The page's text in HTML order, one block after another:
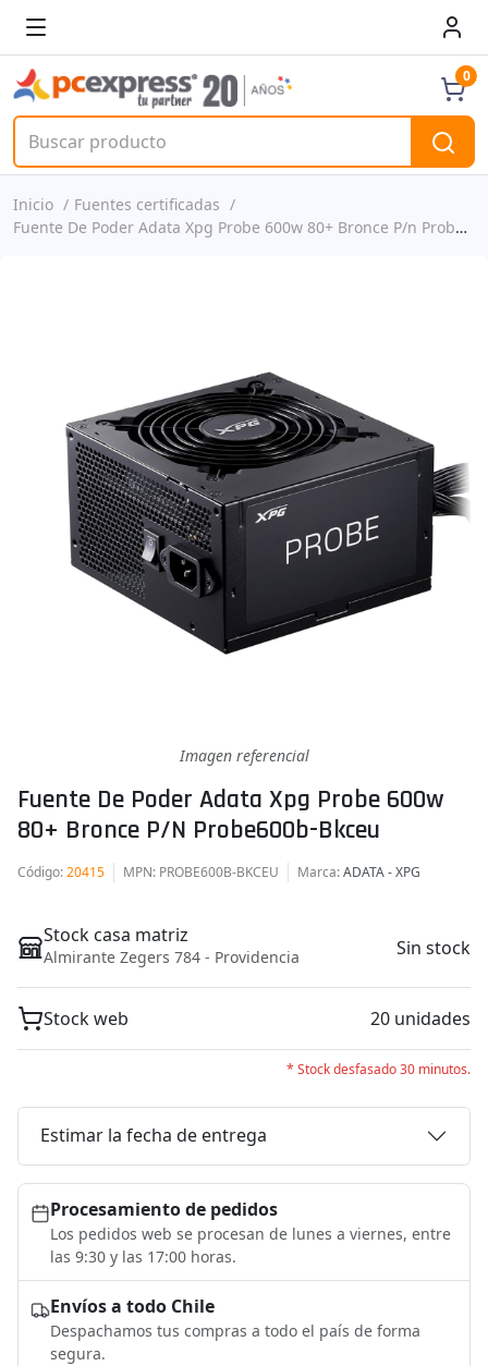
0
Inicio
Fuentes certificadas
Fuente De Poder Adata Xpg Probe 600w 80+ Bronce P/n Probe600b-bkceu
Imagen referencial
Fuente De Poder Adata Xpg Probe 600w
80+ Bronce P/n Probe600b-Bkceu
Código:20415 MPN: PROBE600B-BKCEU Marca:ADATA - XPG
Stock casa matriz
Almirante Zegers 784 - Providencia Sin stock
Stock web 20 unidades
* Stock desfasado 30 minutos.
Estimar la fecha de entrega
Procesamiento de pedidos
Los pedidos web se procesan de lunes a viernes, entre
las 9:30 y las 17:00 horas.
Envíos a todo Chile
Despachamos tus compras a todo el país de forma
segura.